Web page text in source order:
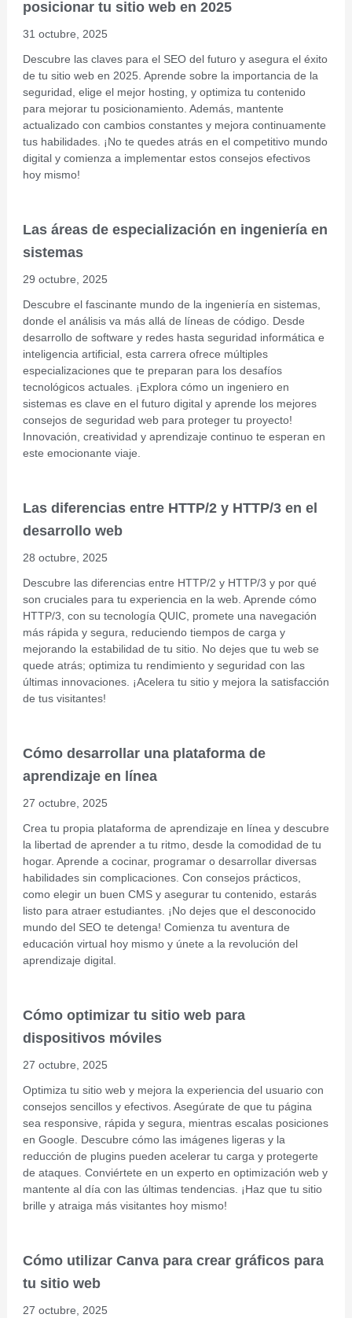
posicionar tu sitio web en 2025
31 octubre, 2025
Descubre las claves para el SEO del futuro y asegura el éxito
de tu sitio web en 2025. Aprende sobre la importancia de la
seguridad, elige el mejor hosting, y optimiza tu contenido
para mejorar tu posicionamiento. Además, mantente
actualizado con cambios constantes y mejora continuamente
tus habilidades. ¡No te quedes atrás en el competitivo mundo
digital y comienza a implementar estos consejos efectivos
hoy mismo!
Las áreas de especialización en ingeniería en
sistemas
29 octubre, 2025
Descubre el fascinante mundo de la ingeniería en sistemas,
donde el análisis va más allá de líneas de código. Desde
desarrollo de software y redes hasta seguridad informática e
inteligencia artificial, esta carrera ofrece múltiples
especializaciones que te preparan para los desafíos
tecnológicos actuales. ¡Explora cómo un ingeniero en
sistemas es clave en el futuro digital y aprende los mejores
consejos de seguridad web para proteger tu proyecto!
Innovación, creatividad y aprendizaje continuo te esperan en
este emocionante viaje.
Las diferencias entre HTTP/2 y HTTP/3 en el
desarrollo web
28 octubre, 2025
Descubre las diferencias entre HTTP/2 y HTTP/3 y por qué
son cruciales para tu experiencia en la web. Aprende cómo
HTTP/3, con su tecnología QUIC, promete una navegación
más rápida y segura, reduciendo tiempos de carga y
mejorando la estabilidad de tu sitio. No dejes que tu web se
quede atrás; optimiza tu rendimiento y seguridad con las
últimas innovaciones. ¡Acelera tu sitio y mejora la satisfacción
de tus visitantes!
Cómo desarrollar una plataforma de
aprendizaje en línea
27 octubre, 2025
Crea tu propia plataforma de aprendizaje en línea y descubre
la libertad de aprender a tu ritmo, desde la comodidad de tu
hogar. Aprende a cocinar, programar o desarrollar diversas
habilidades sin complicaciones. Con consejos prácticos,
como elegir un buen CMS y asegurar tu contenido, estarás
listo para atraer estudiantes. ¡No dejes que el desconocido
mundo del SEO te detenga! Comienza tu aventura de
educación virtual hoy mismo y únete a la revolución del
aprendizaje digital.
Cómo optimizar tu sitio web para
dispositivos móviles
27 octubre, 2025
Optimiza tu sitio web y mejora la experiencia del usuario con
consejos sencillos y efectivos. Asegúrate de que tu página
sea responsive, rápida y segura, mientras escalas posiciones
en Google. Descubre cómo las imágenes ligeras y la
reducción de plugins pueden acelerar tu carga y protegerte
de ataques. Conviértete en un experto en optimización web y
mantente al día con las últimas tendencias. ¡Haz que tu sitio
brille y atraiga más visitantes hoy mismo!
Cómo utilizar Canva para crear gráficos para
tu sitio web
27 octubre, 2025